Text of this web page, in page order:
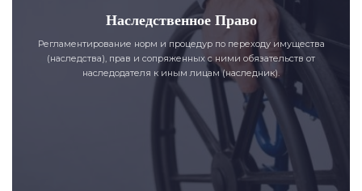
Наследственное Право
Регламентирование норм и процедур по переходу имущества
(наследства), прав и сопряженных с ними обязательств от
наследодателя к иным лицам (наследник).